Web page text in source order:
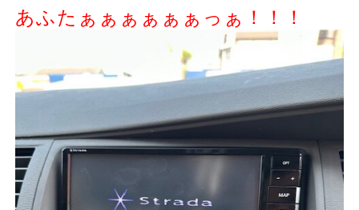
あふたぁぁぁぁぁぁっぁ！！！